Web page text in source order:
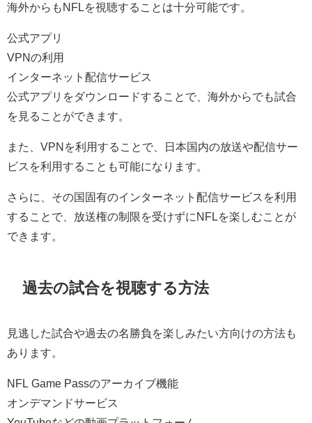
海外からもNFLを視聴することは十分可能です。
公式アプリ
VPNの利用
インターネット配信サービス
公式アプリをダウンロードすることで、海外からでも試合
を見ることができます。
また、VPNを利用することで、日本国内の放送や配信サー
ビスを利用することも可能になります。
さらに、その国固有のインターネット配信サービスを利用
することで、放送権の制限を受けずにNFLを楽しむことが
できます。
過去の試合を視聴する方法
見逃した試合や過去の名勝負を楽しみたい方向けの方法も
あります。
NFL Game Passのアーカイブ機能
オンデマンドサービス